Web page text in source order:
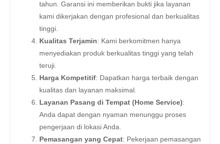
tahun. Garansi ini memberikan bukti jika layanan
kami dikerjakan dengan profesional dan berkualitas
tinggi.
Kualitas Terjamin: Kami berkomitmen hanya
menyediakan produk berkualitas tinggi yang telah
teruji.
Harga Kompetitif: Dapatkan harga terbaik dengan
kualitas dan layanan maksimal.
Layanan Pasang di Tempat (Home Service):
Anda dapat dengan nyaman menunggu proses
pengerjaan di lokasi Anda.
Pemasangan yang Cepat: Pekerjaan pemasangan